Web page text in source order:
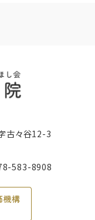
古々谷12-3
583-8908